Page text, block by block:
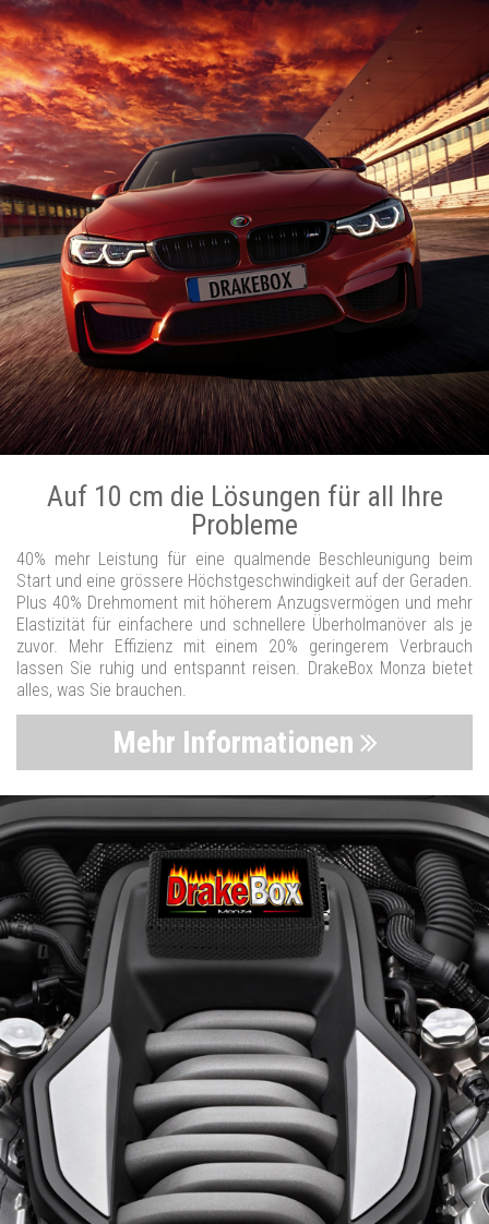
Auf 10 cm die Lösungen für all Ihre
Probleme
40% mehr Leistung für eine qualmende Beschleunigung beim
Start und eine grössere Höchstgeschwindigkeit auf der Geraden.
Plus 40% Drehmoment mit höherem Anzugsvermögen und mehr
Elastizität für einfachere und schnellere Überholmanöver als je
zuvor. Mehr Effizienz mit einem 20% geringerem Verbrauch
lassen Sie ruhig und entspannt reisen. DrakeBox Monza bietet
alles, was Sie brauchen.
Mehr Informationen